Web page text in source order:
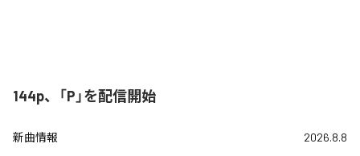
144p、「P」を配信開始
新曲情報 2026.8.8